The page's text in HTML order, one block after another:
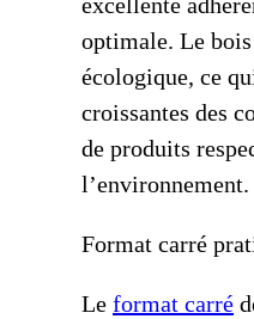
optimale. Le
écologique, ce
croissantes des
de produits
l’environnement.
Format carré
Le format carré